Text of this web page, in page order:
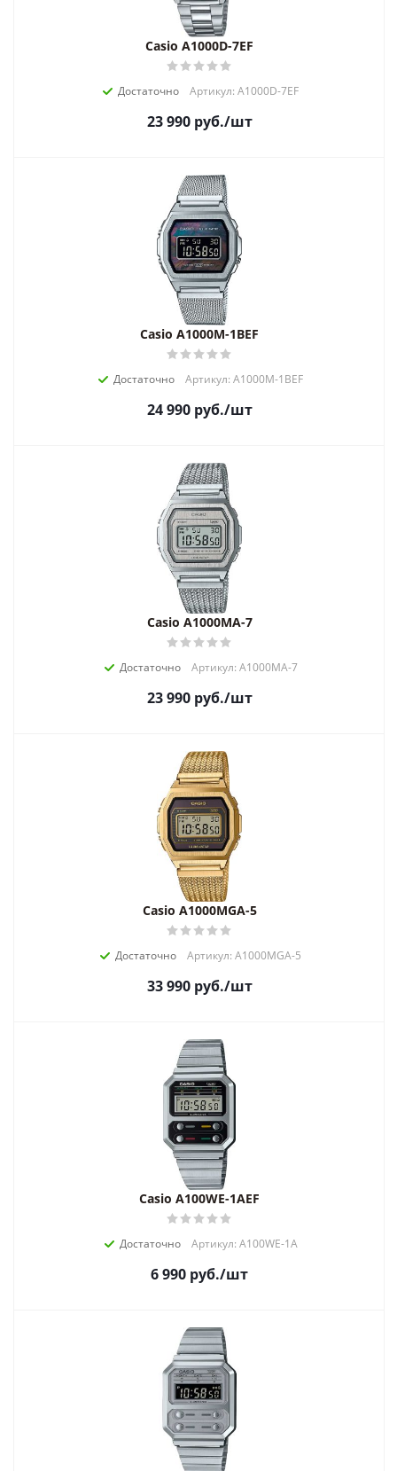
Casio A1000D-7EF
Достаточно Артикул: A1000D-7EF
23 990руб./шт
Casio A1000M-1BEF
Достаточно Артикул: A1000M-1BEF
24 990руб./шт
Casio A1000MA-7
Достаточно Артикул: A1000MA-7
23 990руб./шт
Casio A1000MGA-5
Достаточно Артикул: A1000MGA-5
33 990руб./шт
Casio A100WE-1AEF
Достаточно Артикул: A100WE-1A
6 990 руб./шт